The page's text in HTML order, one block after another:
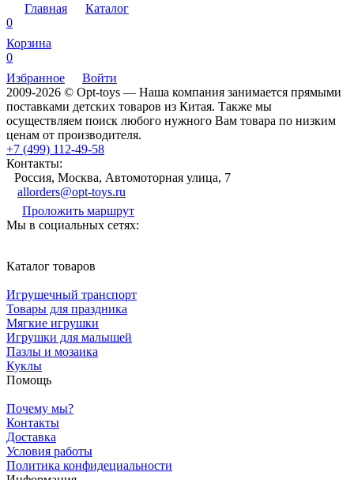
Главная
Каталог
0
Корзина
0
Избранное
Войти
2009-2026 © Opt-toys — Наша компания занимается прямыми
поставками детских товаров из Китая. Также мы
осуществляем поиск любого нужного Вам товара по низким
ценам от производителя.
+7 (499) 112-49-58
Контакты:
Россия, Москва, Автомоторная улица, 7
allorders@opt-toys.ru
Проложить маршрут
Мы в социальных сетях:
Каталог товаров
Игрушечный транспорт
Товары для праздника
Мягкие игрушки
Игрушки для малышей
Пазлы и мозаика
Куклы
Помощь
Почему мы?
Контакты
Доставка
Условия работы
Политика конфидециальности